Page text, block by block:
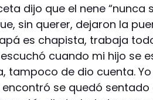
dijo que el nene “nunca
sin querer, dejaron la
es chapista, trabaja
cuando mi hijo se
tampoco de dio cuenta.
se quedó sentado